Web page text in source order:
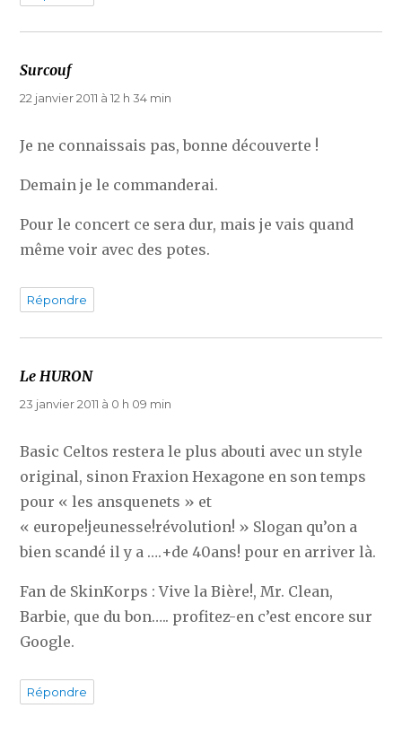
Surcoufdit :
22 janvier 2011 à 12 h 34 min
Je ne connaissais pas, bonne découverte !
Demain je le commanderai.
Pour le concert ce sera dur, mais je vais quand
même voir avec des potes.
Répondre
Le HURONdit :
23 janvier 2011 à 0 h 09 min
Basic Celtos restera le plus abouti avec un style
original, sinon Fraxion Hexagone en son temps
pour « les ansquenets » et
« europe!jeunesse!révolution! » Slogan qu’on a
bien scandé il y a ….+de 40ans! pour en arriver là.
Fan de SkinKorps : Vive la Bière!, Mr. Clean,
Barbie, que du bon….. profitez-en c’est encore sur
Google.
Répondre